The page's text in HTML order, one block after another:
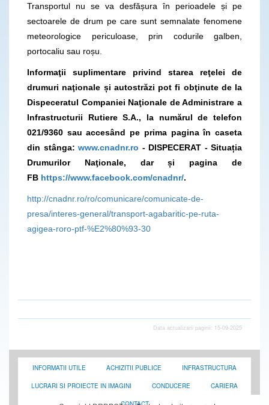
Transportul nu se va desfășura în perioadele și pe
sectoarele de drum pe care sunt semnalate fenomene
meteorologice periculoase, prin codurile galben,
portocaliu sau roșu.
Informaţii suplimentare privind starea reţelei de
drumuri naţionale și autostrăzi pot fi obţinute de la
Dispeceratul Companiei Naţionale de Administrare a
Infrastructurii Rutiere S.A., la numărul de telefon
021/9360 sau accesând pe prima pagina în caseta
din stânga: www.cnadnr.ro - DISPECERAT - Situația
Drumurilor Naţionale, dar și pagina de
FB https://www.facebook.com/cnadnr/.
http://cnadnr.ro/ro/comunicare/comunicate-de-
presa/interes-general/transport-agabaritic-pe-ruta-
agigea-roro-ptf-%E2%80%93-30
Data actualizarii paginii: 15-09-2025
INFORMATII UTILE ACHIZITII PUBLICE INFRASTRUCTURA
LUCRARI SI PROIECTE IN IMAGINI CONDUCERE CARIERA